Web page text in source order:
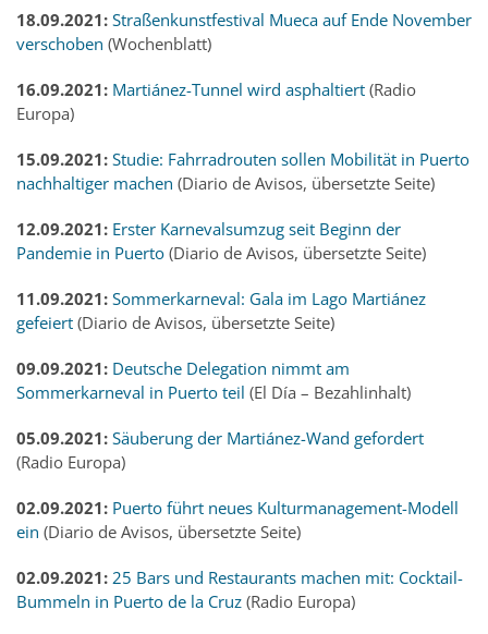
18.09.2021: Straßenkunstfestival Mueca auf Ende November
verschoben (Wochenblatt)
16.09.2021: Martiánez-Tunnel wird asphaltiert(Radio
Europa)
15.09.2021: Studie: Fahrradrouten sollen Mobilität in Puerto
nachhaltiger machen (Diario de Avisos, übersetzte Seite)
12.09.2021: Erster Karnevalsumzug seit Beginn der
Pandemie in Puerto(Diario de Avisos, übersetzte Seite)
11.09.2021: Sommerkarneval: Gala im Lago Martiánez
gefeiert(Diario de Avisos, übersetzte Seite)
09.09.2021: Deutsche Delegation nimmt am
Sommerkarneval in Puerto teil (El Día – Bezahlinhalt)
05.09.2021: Säuberung der Martiánez-Wand gefordert
(Radio Europa)
02.09.2021: Puerto führt neues Kulturmanagement-Modell
ein (Diario de Avisos, übersetzte Seite)
02.09.2021: 25 Bars und Restaurants machen mit: Cocktail-
Bummeln in Puerto de la Cruz(Radio Europa)